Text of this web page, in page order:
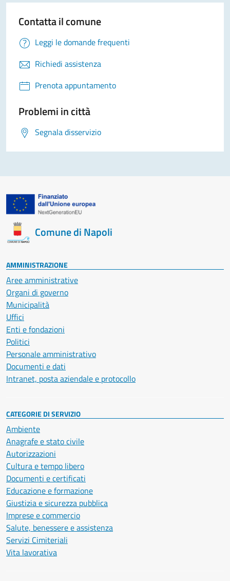
Contatta il comune
Leggi le domande frequenti
Richiedi assistenza
Prenota appuntamento
Problemi in città
Segnala disservizio
Comune di Napoli
AMMINISTRAZIONE
Aree amministrative
Organi di governo
Municipalità
Uffici
Enti e fondazioni
Politici
Personale amministrativo
Documenti e dati
Intranet, posta aziendale e protocollo
CATEGORIE DI SERVIZIO
Ambiente
Anagrafe e stato civile
Autorizzazioni
Cultura e tempo libero
Documenti e certificati
Educazione e formazione
Giustizia e sicurezza pubblica
Imprese e commercio
Salute, benessere e assistenza
Servizi Cimiteriali
Vita lavorativa